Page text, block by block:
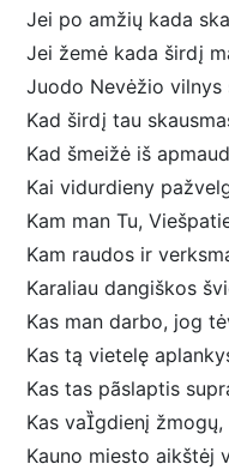
Jei po amžių kada
Jei žemė kada širdį
Juodo Nevėžio vilnys
Kad širdį tau
Kad šmeižė iš
Kai vidurdieny
Kam man Tu,
Kam raudos ir
Karaliau dangiškos
Kas man darbo, jog
Kas tą vietelę
Kas tas pãslaptis
Kas vagdienį
Kauno miesto aikštėj